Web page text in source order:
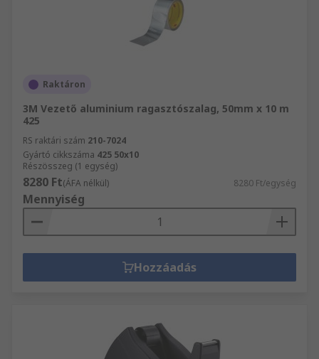
Raktáron
3M Vezető aluminium ragasztószalag, 50mm x 10 m
425
RS raktári szám 210-7024
Gyártó cikkszáma 425 50x10
Részösszeg (1 egység)
8280 Ft(ÁFA nélkül) 8280 Ft/egység
Mennyiség
Hozzáadás